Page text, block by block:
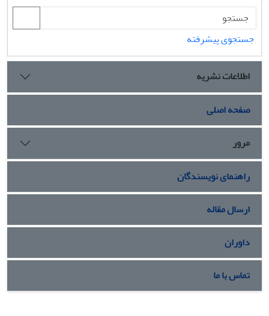
جستجوی پیشرفته
اطلاعات نشریه
صفحه اصلی
مرور
راهنمای نویسندگان
ارسال مقاله
داوران
تماس با ما